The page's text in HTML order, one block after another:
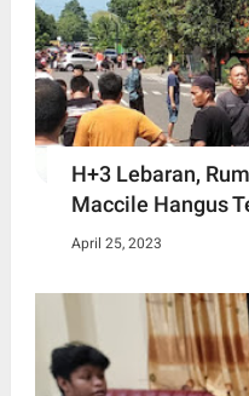
H+3 Lebaran,
Maccile Hangus
April 25, 2023